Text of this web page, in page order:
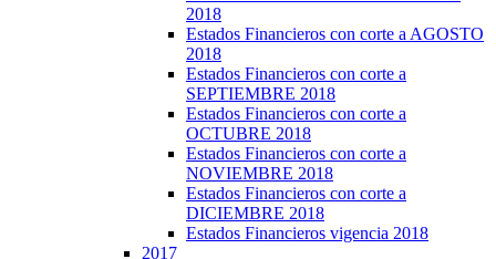
2018
Estados Financieros con corte a AGOSTO
2018
Estados Financieros con corte a
SEPTIEMBRE 2018
Estados Financieros con corte a
OCTUBRE 2018
Estados Financieros con corte a
NOVIEMBRE 2018
Estados Financieros con corte a
DICIEMBRE 2018
Estados Financieros vigencia 2018
2017